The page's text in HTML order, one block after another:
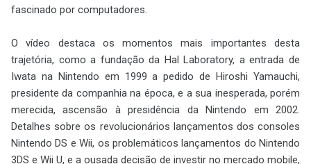
fascinado por computadores.
O vídeo destaca os momentos mais importantes desta
trajetória, como a fundação da Hal Laboratory, a entrada de
Iwata na Nintendo em 1999 a pedido de Hiroshi Yamauchi,
presidente da companhia na época, e a sua inesperada, porém
merecida, ascensão à presidência da Nintendo em 2002.
Detalhes sobre os revolucionários lançamentos dos consoles
Nintendo DS e Wii, os problemáticos lançamentos do Nintendo
3DS e Wii U, e a ousada decisão de investir no mercado mobile,